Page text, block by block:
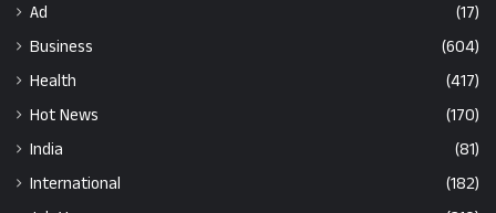
Ad
(17)
Business
(604)
Health
(417)
Hot News
(170)
India
(81)
International
(182)